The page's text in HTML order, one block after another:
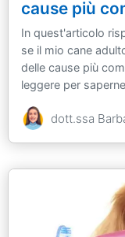
cause più
In quest'articolo
se il mio cane
delle cause più
leggere per
dott.ssa